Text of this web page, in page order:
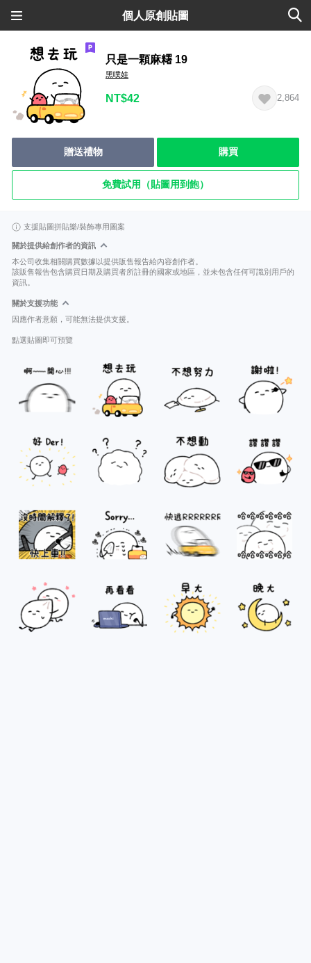
個人原創貼圖
只是一顆麻糬 19
黑噗娃
NT$42 2,864
贈送禮物 購買
免費試用（貼圖用到飽）
支援貼圖拼貼樂/裝飾專用圖案
關於提供給創作者的資訊
本公司收集相關購買數據以提供販售報告給內容創作者。
該販售報告包含購買日期及購買者所註冊的國家或地區，並未包含任何可識別用戶的
資訊。
關於支援功能
因應作者意願，可能無法提供支援。
點選貼圖即可預覽